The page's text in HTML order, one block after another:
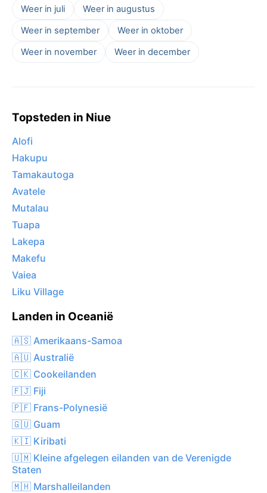
Weer in juli
Weer in augustus
Weer in september
Weer in oktober
Weer in november
Weer in december
Topsteden in Niue
Alofi
Hakupu
Tamakautoga
Avatele
Mutalau
Tuapa
Lakepa
Makefu
Vaiea
Liku Village
Landen in Oceanië
🇦🇸 Amerikaans-Samoa
🇦🇺 Australië
🇨🇰 Cookeilanden
🇫🇯 Fiji
🇵🇫 Frans-Polynesië
🇬🇺 Guam
🇰🇮 Kiribati
🇺🇲 Kleine afgelegen eilanden van de Verenigde
Staten
🇲🇭 Marshalleilanden